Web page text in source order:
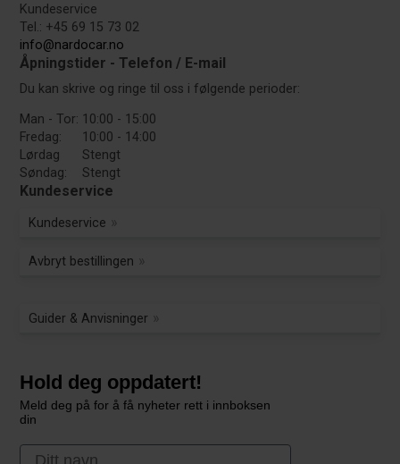
Kundeservice
Tel.: +45 69 15 73 02
info@nardocar.no
Åpningstider - Telefon / E-mail
Du kan skrive og ringe til oss i følgende perioder:
Man - Tor: 10:00 - 15:00
Fredag:
10:00 - 14:00
Lørdag
Stengt
Søndag:
Stengt
Kundeservice
Kundeservice
Avbryt bestillingen
Guider & Anvisninger
Hold deg oppdatert!
Meld deg på for å få nyheter rett i innboksen
din
First Name